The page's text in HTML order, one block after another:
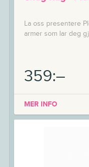
La oss presentere
armer som lar deg
359:–
MER INFO